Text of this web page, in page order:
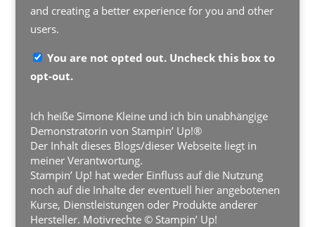
and creating a better experience for you and other
users.
You are not opted out. Uncheck this box to
opt-out.
Ich heiße Simone Kleine und ich bin unabhängige
Demonstratorin von Stampin’ Up!®
Der Inhalt dieses Blogs/dieser Webseite liegt in
meiner Verantwortung.
Stampin’ Up! hat weder Einfluss auf die Nutzung
noch auf die Inhalte der eventuell hier angebotenen
Kurse, Dienstleistungen oder Produkte anderer
Hersteller. Motivrechte © Stampin’ Up!